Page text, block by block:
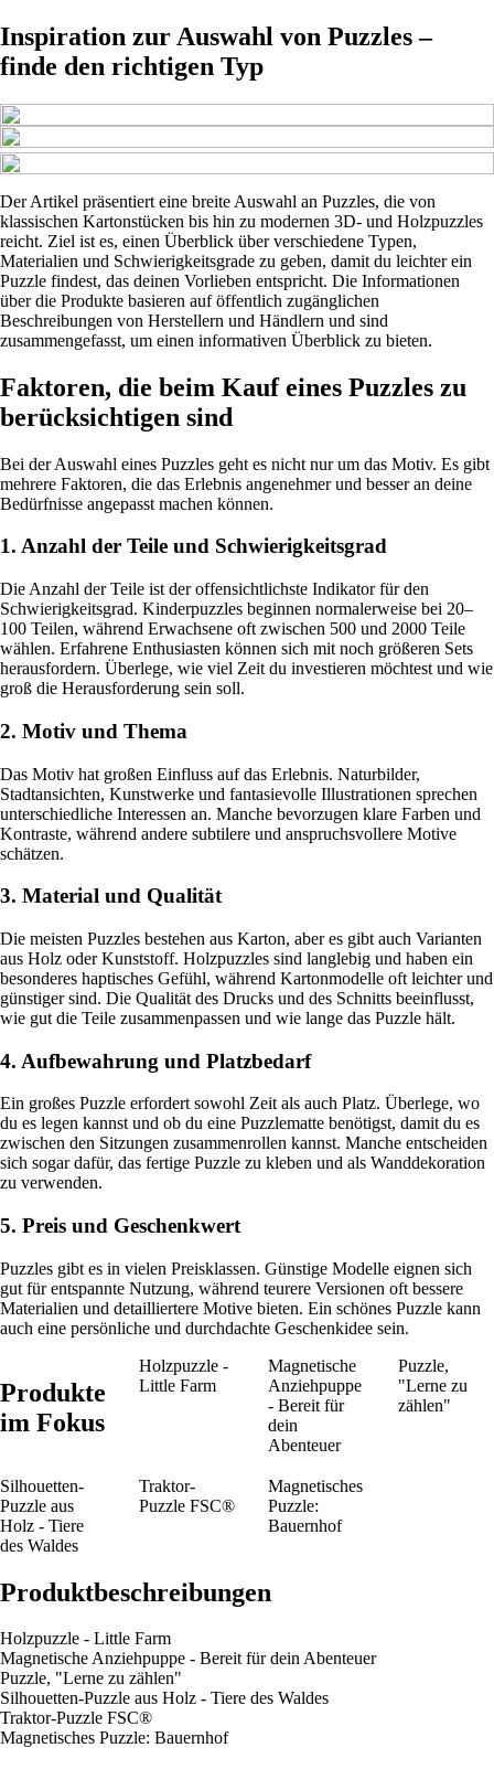
Inspiration zur Auswahl von Puzzles –
finde den richtigen Typ
Der Artikel präsentiert eine breite Auswahl an Puzzles, die von
klassischen Kartonstücken bis hin zu modernen 3D- und Holzpuzzles
reicht. Ziel ist es, einen Überblick über verschiedene Typen,
Materialien und Schwierigkeitsgrade zu geben, damit du leichter ein
Puzzle findest, das deinen Vorlieben entspricht. Die Informationen
über die Produkte basieren auf öffentlich zugänglichen
Beschreibungen von Herstellern und Händlern und sind
zusammengefasst, um einen informativen Überblick zu bieten.
Faktoren, die beim Kauf eines Puzzles zu
berücksichtigen sind
Bei der Auswahl eines Puzzles geht es nicht nur um das Motiv. Es gibt
mehrere Faktoren, die das Erlebnis angenehmer und besser an deine
Bedürfnisse angepasst machen können.
1. Anzahl der Teile und Schwierigkeitsgrad
Die Anzahl der Teile ist der offensichtlichste Indikator für den
Schwierigkeitsgrad. Kinderpuzzles beginnen normalerweise bei 20–
100 Teilen, während Erwachsene oft zwischen 500 und 2000 Teile
wählen. Erfahrene Enthusiasten können sich mit noch größeren Sets
herausfordern. Überlege, wie viel Zeit du investieren möchtest und wie
groß die Herausforderung sein soll.
2. Motiv und Thema
Das Motiv hat großen Einfluss auf das Erlebnis. Naturbilder,
Stadtansichten, Kunstwerke und fantasievolle Illustrationen sprechen
unterschiedliche Interessen an. Manche bevorzugen klare Farben und
Kontraste, während andere subtilere und anspruchsvollere Motive
schätzen.
3. Material und Qualität
Die meisten Puzzles bestehen aus Karton, aber es gibt auch Varianten
aus Holz oder Kunststoff. Holzpuzzles sind langlebig und haben ein
besonderes haptisches Gefühl, während Kartonmodelle oft leichter und
günstiger sind. Die Qualität des Drucks und des Schnitts beeinflusst,
wie gut die Teile zusammenpassen und wie lange das Puzzle hält.
4. Aufbewahrung und Platzbedarf
Ein großes Puzzle erfordert sowohl Zeit als auch Platz. Überlege, wo
du es legen kannst und ob du eine Puzzlematte benötigst, damit du es
zwischen den Sitzungen zusammenrollen kannst. Manche entscheiden
sich sogar dafür, das fertige Puzzle zu kleben und als Wanddekoration
zu verwenden.
5. Preis und Geschenkwert
Puzzles gibt es in vielen Preisklassen. Günstige Modelle eignen sich
gut für entspannte Nutzung, während teurere Versionen oft bessere
Materialien und detailliertere Motive bieten. Ein schönes Puzzle kann
auch eine persönliche und durchdachte Geschenkidee sein.
Produkte
im Fokus
Holzpuzzle -
Little Farm
Magnetische
Anziehpuppe
- Bereit für
dein
Abenteuer
Puzzle,
"Lerne zu
zählen"
Silhouetten-
Puzzle aus
Holz - Tiere
des Waldes
Traktor-
Puzzle FSC®
Magnetisches
Puzzle:
Bauernhof
Produktbeschreibungen
Holzpuzzle - Little Farm
Magnetische Anziehpuppe - Bereit für dein Abenteuer
Puzzle, "Lerne zu zählen"
Silhouetten-Puzzle aus Holz - Tiere des Waldes
Traktor-Puzzle FSC®
Magnetisches Puzzle: Bauernhof